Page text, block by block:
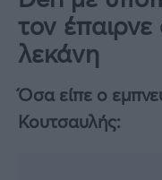
τον
λεκάνη
Όσα είπε ο
Κουτσαυλής: